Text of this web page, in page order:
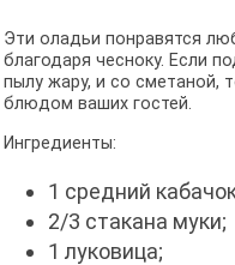
Эти оладьи понравятся
благодаря чесноку. Если
пылу жару, и со сметаной,
блюдом ваших гостей.
Ингредиенты:
1 средний
2/3 стакана муки;
1 луковица;